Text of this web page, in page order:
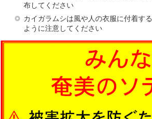
布してください
カイガラムシは風や人の衣服に付着す
ように注意してください